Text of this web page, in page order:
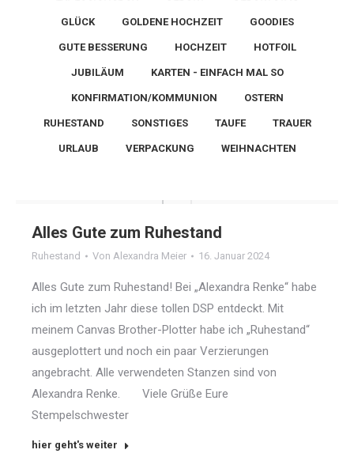
GLÜCK GOLDENE HOCHZEIT GOODIES
GUTE BESSERUNG HOCHZEIT HOTFOIL
JUBILÄUM KARTEN - EINFACH MAL SO
KONFIRMATION/KOMMUNION OSTERN
RUHESTAND SONSTIGES TAUFE TRAUER
URLAUB VERPACKUNG WEIHNACHTEN
Alles Gute zum Ruhestand
Ruhestand Von Alexandra Meier 16. Januar 2024
Alles Gute zum Ruhestand! Bei „Alexandra Renke“ habe
ich im letzten Jahr diese tollen DSP entdeckt. Mit
meinem Canvas Brother-Plotter habe ich „Ruhestand“
ausgeplottert und noch ein paar Verzierungen
angebracht. Alle verwendeten Stanzen sind von
Alexandra Renke. Viele Grüße Eure
Stempelschwester
hier geht's weiter